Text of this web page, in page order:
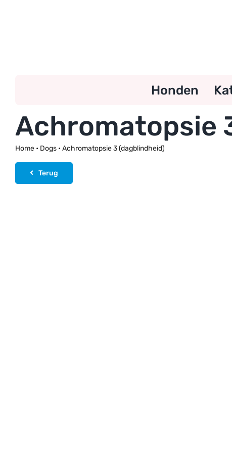
Honden
Achromatopsie
Home• Dogs• Achromatopsie 3 (dagblindheid)
Terug